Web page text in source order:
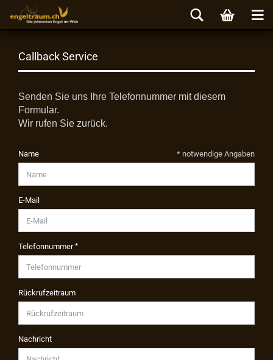
Callback Service
Senden Sie uns Ihre Telefonnummer mit diesem
Formular.
Wir rufen Sie zurück.
* notwendige Angaben
Name
E-Mail
Telefonnummer
Rückrufzeitraum
Nachricht